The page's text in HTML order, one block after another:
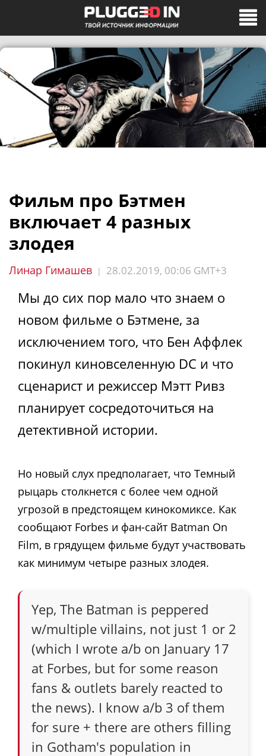
Фильм про Бэтмен
включает 4 разных
злодея
Линар Гимашев | 28.02.2019, 00:06 GMT+3
Мы до сих пор мало что знаем о
новом фильме о Бэтмене, за
исключением того, что Бен Аффлек
покинул киновселенную DC и что
сценарист и режиссер Мэтт Ривз
планирует сосредоточиться на
детективной истории.
Но новый слух предполагает, что Темный
рыцарь столкнется с более чем одной
угрозой в предстоящем кинокомиксе. Как
сообщают Forbes и фан-сайт Batman On
Film, в грядущем фильме будут участвовать
как минимум четыре разных злодея.
Yep, The Batman is peppered
w/multiple villains, not just 1 or 2
(which I wrote a/b on January 17
at Forbes, but for some reason
fans & outlets barely reacted to
the news). I know a/b 3 of them
for sure + there are others filling
in Gotham's population in